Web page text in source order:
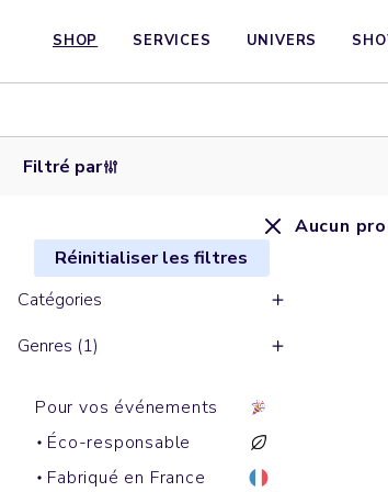
SHOP SERVICES UNIVERS
Filtré par
Réinitialiser les filtres
Catégories
Genres (1)
Pour vos événements
Éco-responsable
Fabriqué en France
Aucun